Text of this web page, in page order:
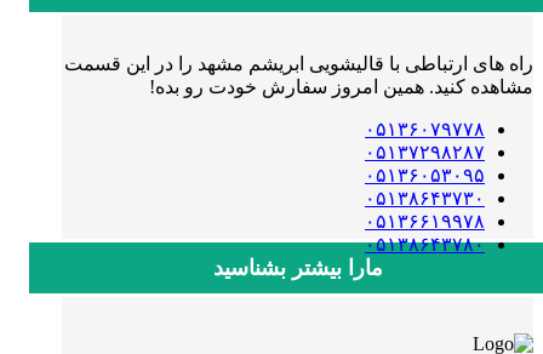
راه های ارتباطی با قالیشویی ابریشم مشهد را در این قسمت
مشاهده کنید. همین امروز سفارش خودت رو بده!
۰۵۱۳۶۰۷۹۷۷۸
۰۵۱۳۷۲۹۸۲۸۷
۰۵۱۳۶۰۵۳۰۹۵
۰۵۱۳۸۶۴۳۷۳۰
۰۵۱۳۶۶۱۹۹۷۸
۰۵۱۳۸۶۴۳۷۸۰
مارا بیشتر بشناسید